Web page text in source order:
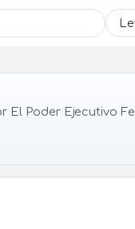
El Poder Ejecutivo